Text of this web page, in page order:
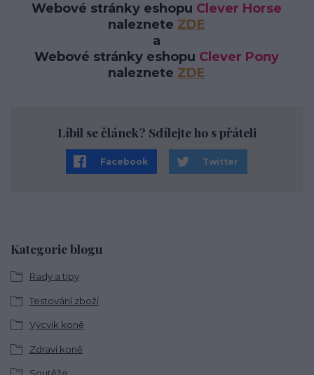
Kategorie blogu
Rady a tipy
Testování zboží
Výcvik koně
Zdraví koně
Webové stránky eshopu Clever Horse
naleznete ZDE
a
Webové stránky eshopu Clever Pony
naleznete ZDE
Líbil se článek? Sdílejte ho s přáteli
Facebook Twitter